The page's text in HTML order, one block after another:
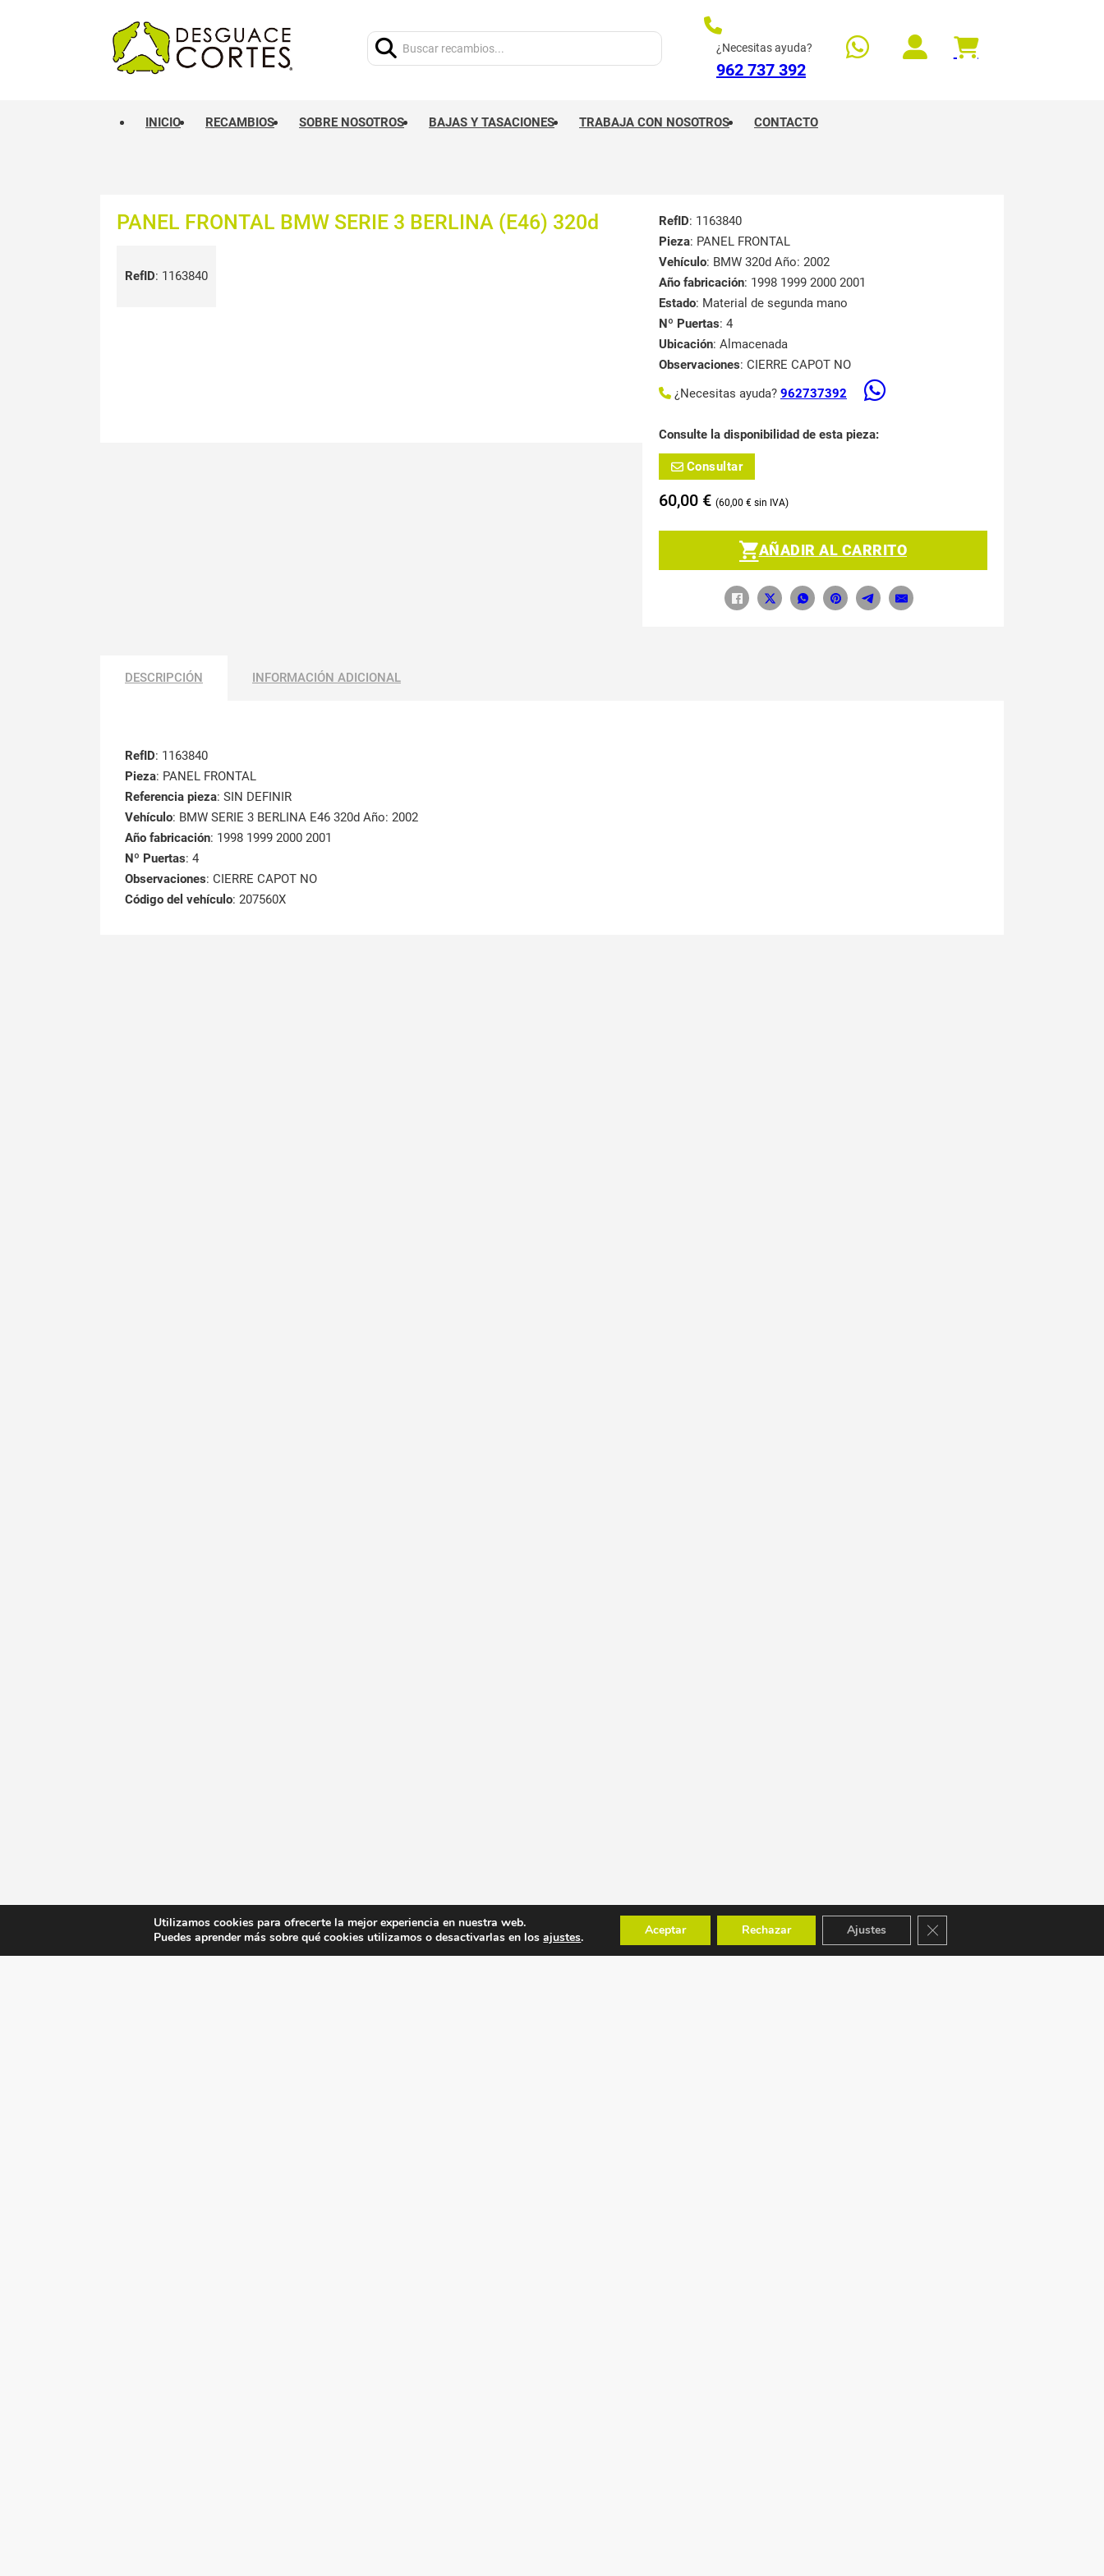
¿Necesitas ayuda?
962 737 392
INICIO RECAMBIOS SOBRE NOSOTROS BAJAS Y TASACIONES TRABAJA CON NOSOTROS CONTACTO
PANEL FRONTAL BMW SERIE 3 BERLINA (E46) 320d
RefID: 1163840
RefID: 1163840
Pieza: PANEL FRONTAL
Vehículo: BMW 320d Año: 2002
Año fabricación: 1998 1999 2000 2001
Estado: Material de segunda mano
Nº Puertas: 4
Ubicación: Almacenada
Observaciones: CIERRE CAPOT NO
¿Necesitas ayuda? 962737392
Consulte la disponibilidad de esta pieza:
Consultar
60,00 € 60,00 €
AÑADIR AL CARRITO
DESCRIPCIÓN INFORMACIÓN ADICIONAL
RefID: 1163840
Pieza: PANEL FRONTAL
Referencia pieza: SIN DEFINIR
Vehículo: BMW SERIE 3 BERLINA E46 320d Año: 2002
Año fabricación: 1998 1999 2000 2001
Nº Puertas: 4
Observaciones: CIERRE CAPOT NO
Código del vehículo: 207560X
Utilizamos cookies para ofrecerte la mejor experiencia en nuestra web.
Puedes aprender más sobre qué cookies utilizamos o desactivarlas en losajustes. Aceptar Rechazar Ajustes Cerrar el banner de cookies RGPD